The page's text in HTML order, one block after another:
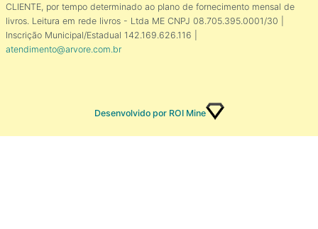
CLIENTE, por tempo determinado ao plano de fornecimento mensal de
livros. Leitura em rede livros - Ltda ME CNPJ 08.705.395.0001/30 |
Inscrição Municipal/Estadual 142.169.626.116 |
atendimento@arvore.com.br
Desenvolvido por ROI Mine